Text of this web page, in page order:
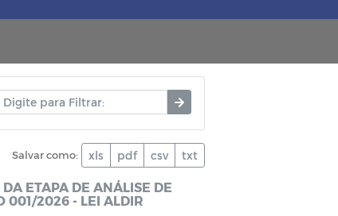
Salvar como: xls pdf csv txt
ETAPA DE ANÁLISE DE
001/2026 - LEI ALDIR